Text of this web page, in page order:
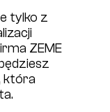
tylko z
ZEME
która